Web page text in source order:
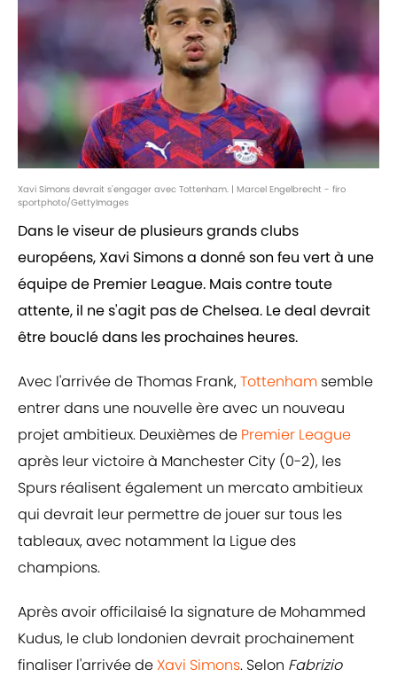
Xavi Simons devrait s'engager avec Tottenham. | Marcel Engelbrecht - firo
sportphoto/GettyImages
Dans le viseur de plusieurs grands clubs
européens, Xavi Simons a donné son feu vert à une
équipe de Premier League. Mais contre toute
attente, il ne s'agit pas de Chelsea. Le deal devrait
être bouclé dans les prochaines heures.
Avec l'arrivée de Thomas Frank,Tottenham semble
entrer dans une nouvelle ère avec un nouveau
projet ambitieux. Deuxièmes de Premier League
après leur victoire à Manchester City (0-2), les
Spurs réalisent également un mercato ambitieux
qui devrait leur permettre de jouer sur tous les
tableaux, avec notamment la Ligue des
champions.
Après avoir officilaisé la signature de Mohammed
Kudus, le club londonien devrait prochainement
finaliser l'arrivée deXavi Simons. Selon Fabrizio